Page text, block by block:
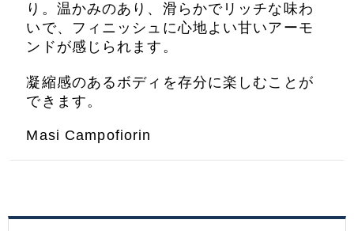
り。温かみのあり、滑らかでリッチな味わ
いで、フィニッシュに心地よい甘いアーモ
ンドが感じられます。
凝縮感のあるボディを存分に楽しむことが
できます。
Masi Campofiorin